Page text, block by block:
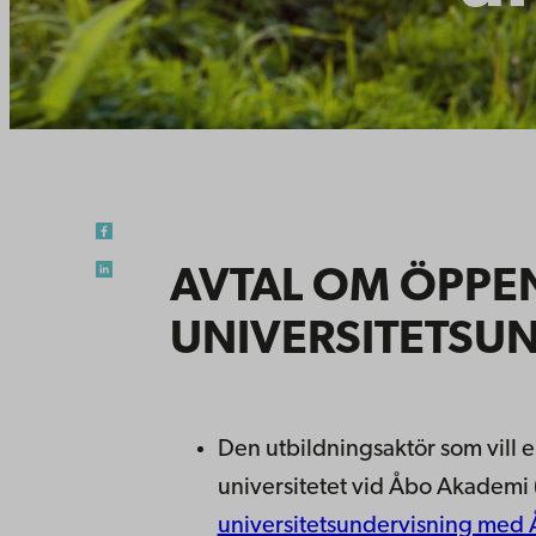
AVTAL OM
Den utbildningsaktör som vill
universitetet vid Åbo Akademi
universitetsundervisning med